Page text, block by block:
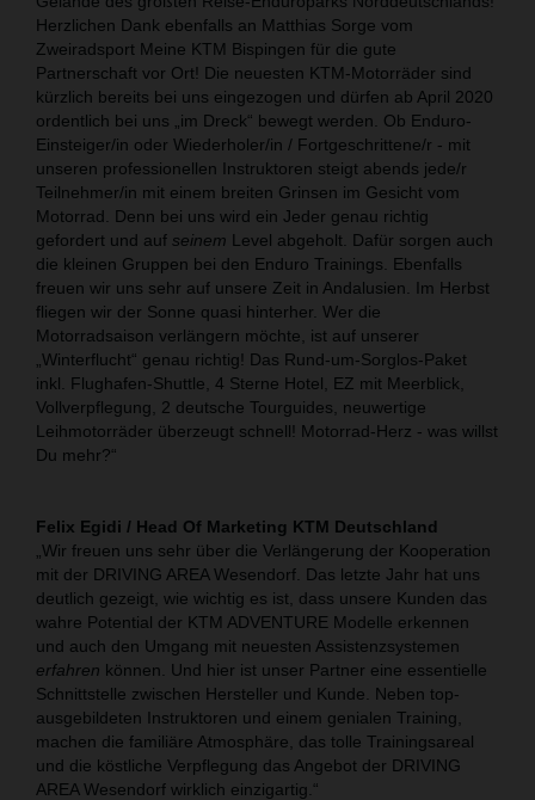
Herzlichen Dank ebenfalls an Matthias Sorge vom
Zweiradsport Meine KTM Bispingen für die gute
Partnerschaft vor Ort! Die neuesten KTM-Motorräder sind
kürzlich bereits bei uns eingezogen und dürfen ab April 2020
ordentlich bei uns „im Dreck“ bewegt werden. Ob Enduro-
Einsteiger/in oder Wiederholer/in / Fortgeschrittene/r - mit
unseren professionellen Instruktoren steigt abends jede/r
Teilnehmer/in mit einem breiten Grinsen im Gesicht vom
Motorrad. Denn bei uns wird ein Jeder genau richtig
gefordert und auf seinem Level abgeholt. Dafür sorgen auch
die kleinen Gruppen bei den Enduro Trainings. Ebenfalls
freuen wir uns sehr auf unsere Zeit in Andalusien. Im Herbst
fliegen wir der Sonne quasi hinterher. Wer die
Motorradsaison verlängern möchte, ist auf unserer
„Winterflucht“ genau richtig! Das Rund-um-Sorglos-Paket
inkl. Flughafen-Shuttle, 4 Sterne Hotel, EZ mit Meerblick,
Vollverpflegung, 2 deutsche Tourguides, neuwertige
Leihmotorräder überzeugt schnell! Motorrad-Herz - was willst
Du mehr?“
Felix Egidi / Head Of Marketing KTM Deutschland
„Wir freuen uns sehr über die Verlängerung der Kooperation
mit der DRIVING AREA Wesendorf. Das letzte Jahr hat uns
deutlich gezeigt, wie wichtig es ist, dass unsere Kunden das
wahre Potential der KTM ADVENTURE Modelle erkennen
und auch den Umgang mit neuesten Assistenzsystemen
erfahren können. Und hier ist unser Partner eine essentielle
Schnittstelle zwischen Hersteller und Kunde. Neben top-
ausgebildeten Instruktoren und einem genialen Training,
machen die familiäre Atmosphäre, das tolle Trainingsareal
und die köstliche Verpflegung das Angebot der DRIVING
AREA Wesendorf wirklich einzigartig.“